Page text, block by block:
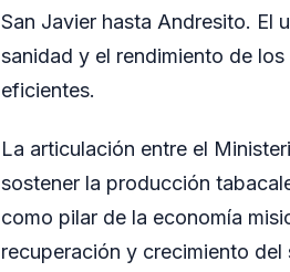
San Javier hasta Andresito. El
sanidad y el rendimiento de
eficientes.
La articulación entre el
sostener la producción
como pilar de la economía
recuperación y crecimiento